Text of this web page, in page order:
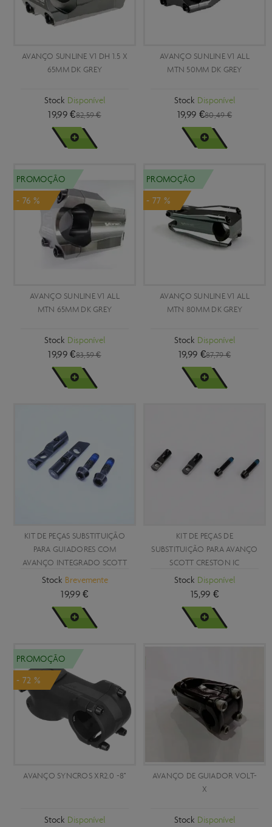
AVANÇO SUNLINE V1 DH 1.5 X
65MM DK GREY
Stock Disponível
19,99 €82,59 €
VER MAIS
AVANÇO SUNLINE V1 ALL
MTN 50MM DK GREY
Stock Disponível
19,99 €80,49 €
VER MAIS
PROMOÇÃO
- 76 %
AVANÇO SUNLINE V1 ALL
MTN 65MM DK GREY
Stock Disponível
19,99 €83,59 €
VER MAIS
PROMOÇÃO
- 77 %
AVANÇO SUNLINE V1 ALL
MTN 80MM DK GREY
Stock Disponível
19,99 €87,79 €
VER MAIS
KIT DE PEÇAS SUBSTITUIÇÃO
PARA GUIADORES COM
AVANÇO INTEGRADO SCOTT
FRASER IC
Stock Brevemente
19,99 €
VER MAIS
KIT DE PEÇAS DE
SUBSTITUIÇÃO PARA AVANÇO
SCOTT CRESTON IC
Stock Disponível
15,99 €
VER MAIS
PROMOÇÃO
- 72 %
AVANÇO SYNCROS XR2.0 -8°
Stock Disponível
AVANÇO DE GUIADOR VOLT-
X
Stock Disponível